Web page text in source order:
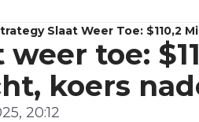
Slaat Weer Toe: $110,2
High!
toe:
koers
20:12